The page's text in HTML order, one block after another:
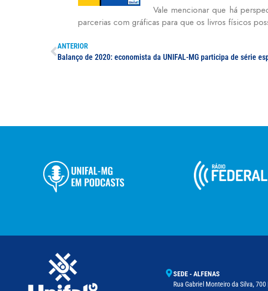
Vale mencionar que há
parcerias com gráficas para que os livros físicos
ANTERIOR
SEDE - ALFENAS
Rua Gabriel Monteiro da Silva, 700